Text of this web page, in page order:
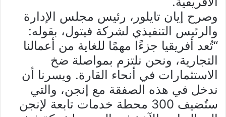
وصرح إيان تايلور، رئيس مجلس الإدارة
والرئيس التنفيذي لشركة فيتول، بقوله:
“تُعد أفريقيا جزءًا مهمًا للغاية من أعمالنا
التجارية، ونحن نلتزم بمواصلة ضخ
الاستثمارات في أنحاء القارة. ويسرنا أن
ندخل في هذه الصفقة مع إنجن، والتي
ستُضيف 300 محطة خدمات تابعة لإنجن